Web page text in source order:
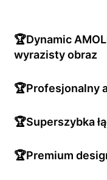
🏆Dynamic
wyrazisty obraz
🏆Profesjonalny
🏆Superszybka
🏆Premium